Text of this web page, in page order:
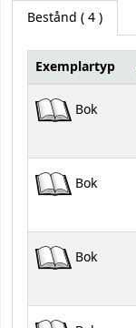
Bestånd ( 4 )
Bestånd
Exemplartyp
Bok
Bok
Bok